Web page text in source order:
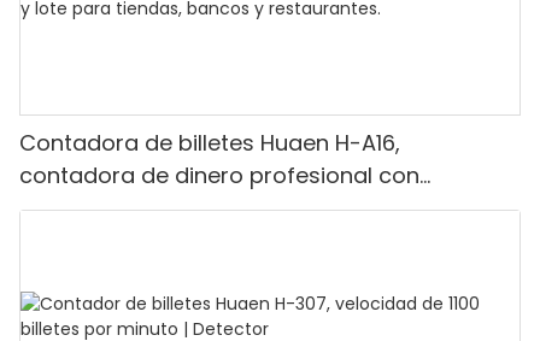
Contadora de billetes Huaen H-A16,
contadora de dinero profesional con
detección UV/MG/IR/DD, capacidad para
restaurantes.